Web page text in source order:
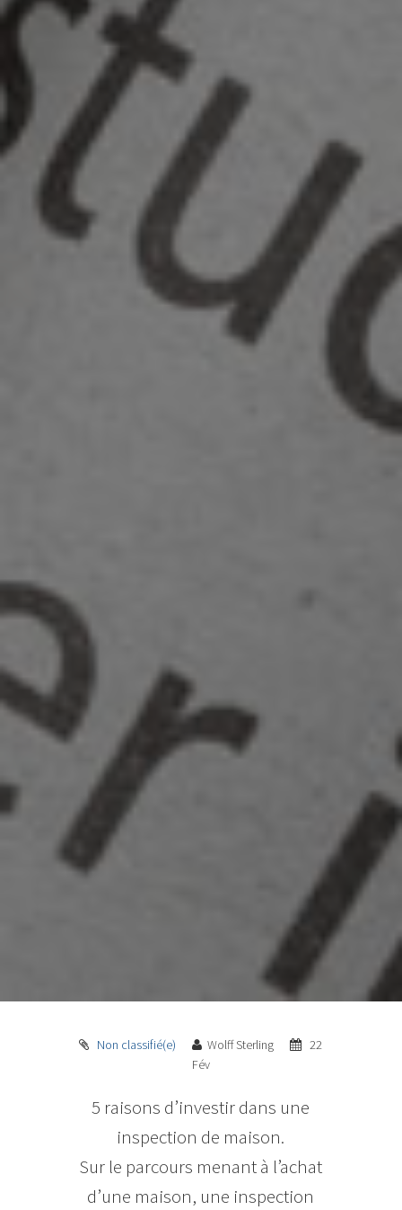
Non classifié(e) Wolff Sterling
22
Fév
5 raisons d’investir dans une
inspection de maison.
Sur le parcours menant à l’achat
d’une maison, une inspection